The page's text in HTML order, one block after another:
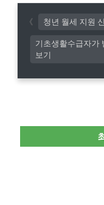
기초생활수급자가
보기
청년 월세 지원